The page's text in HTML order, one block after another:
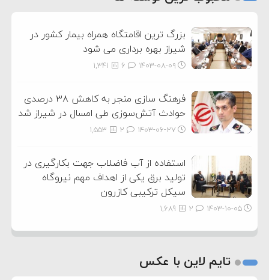
بزرگ ترین اقامتگاه همراه بیمار کشور در
شیراز بهره برداری می شود
۱۴۰۳-۰۸-۰۹ 1,341
فرهنگ سازی منجر به کاهش ۳۸ درصدی
حوادث آتش‌سوزی طی امسال در شیراز شد
۱۴۰۳-۰۶-۲۷ 1,553
استفاده از آب فاضلاب جهت بکارگیری در
تولید برق یکی از اهداف مهم نیروگاه
سیکل ترکیبی کازرون
۱۴۰۳-۱۰-۰۵ 1,689
تایم لاین با عکس